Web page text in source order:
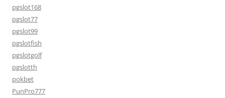
pgslot168
pgslot77
pgslot99
pgslotfish
pgslotgolf
pgslotth
pokbet
PunPro777